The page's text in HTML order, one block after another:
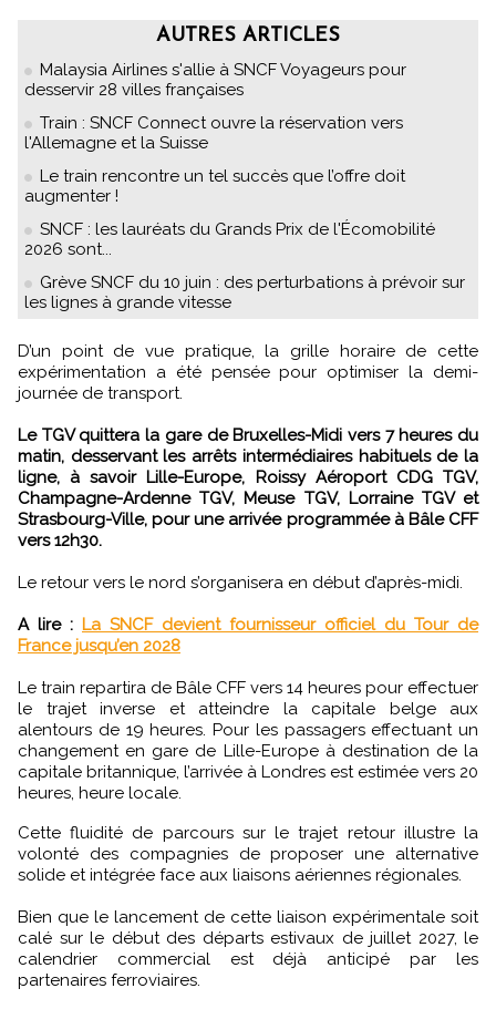
AUTRES ARTICLES
Malaysia Airlines s'allie à SNCF Voyageurs pour
desservir 28 villes françaises
Train : SNCF Connect ouvre la réservation vers
l'Allemagne et la Suisse
Le train rencontre un tel succès que l’offre doit
augmenter !
SNCF : les lauréats du Grands Prix de l'Écomobilité
2026 sont...
Grève SNCF du 10 juin : des perturbations à prévoir sur
les lignes à grande vitesse
D’un point de vue pratique, la grille horaire de cette
expérimentation a été pensée pour optimiser la demi-
journée de transport.
Le TGV quittera la gare de Bruxelles-Midi vers 7 heures du
matin, desservant les arrêts intermédiaires habituels de la
ligne, à savoir Lille-Europe, Roissy Aéroport CDG TGV,
Champagne-Ardenne TGV, Meuse TGV, Lorraine TGV et
Strasbourg-Ville, pour une arrivée programmée à Bâle CFF
vers 12h30.
Le retour vers le nord s’organisera en début d’après-midi.
A lire : La SNCF devient fournisseur officiel du Tour de
France jusqu’en 2028
Le train repartira de Bâle CFF vers 14 heures pour effectuer
le trajet inverse et atteindre la capitale belge aux
alentours de 19 heures. Pour les passagers effectuant un
changement en gare de Lille-Europe à destination de la
capitale britannique, l’arrivée à Londres est estimée vers 20
heures, heure locale.
Cette fluidité de parcours sur le trajet retour illustre la
volonté des compagnies de proposer une alternative
solide et intégrée face aux liaisons aériennes régionales.
Bien que le lancement de cette liaison expérimentale soit
calé sur le début des départs estivaux de juillet 2027, le
calendrier commercial est déjà anticipé par les
partenaires ferroviaires.